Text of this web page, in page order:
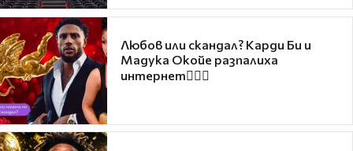
Любов или скандал? Карди Би и
Мадука Окойе разпалиха
интернет❤️‍🔥🔥